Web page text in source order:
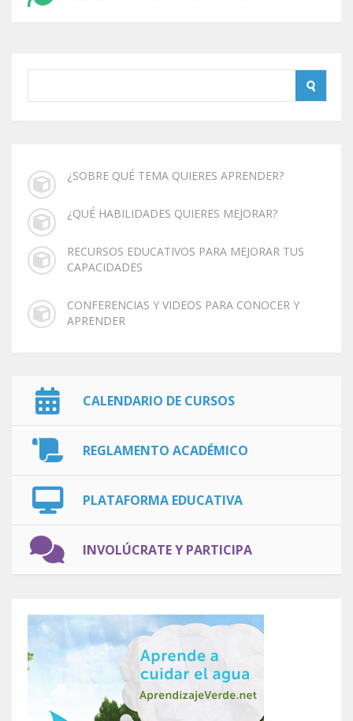
¿SOBRE QUÉ TEMA QUIERES APRENDER?
¿QUÉ HABILIDADES QUIERES MEJORAR?
RECURSOS EDUCATIVOS PARA MEJORAR TUS
CAPACIDADES
CONFERENCIAS Y VIDEOS PARA CONOCER Y
APRENDER
CALENDARIO DE CURSOS
REGLAMENTO ACADÉMICO
PLATAFORMA EDUCATIVA
INVOLÚCRATE Y PARTICIPA